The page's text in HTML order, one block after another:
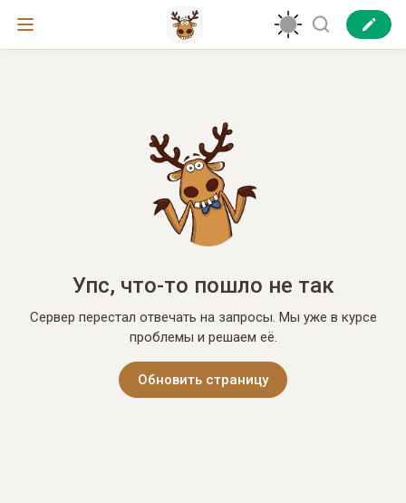
Упс, что-то пошло не так
Сервер перестал отвечать на запросы. Мы уже в курсе
проблемы и решаем её.
Обновить страницу